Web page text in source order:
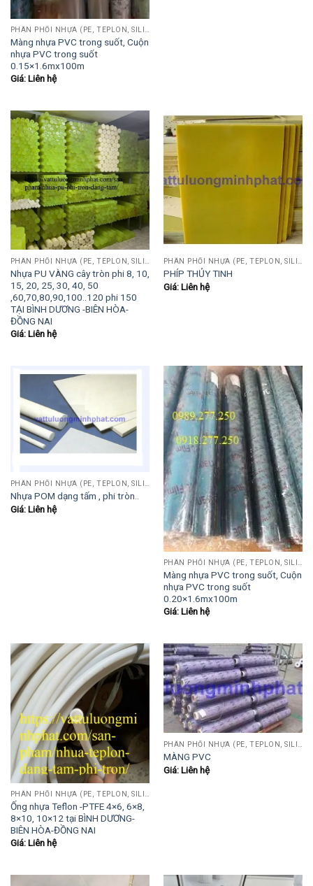
PHÂN PHỐI NHỰA (PE, TEPLON, SILICON, PHÍP CÁCH ĐIỆN, POM...)
Màng nhựa PVC trong suốt, Cuộn
nhựa PVC trong suốt
0.15×1.6mx100m
Giá: Liên hệ
Nhựa PU VÀNG cây tròn phi 8, 10,
15, 20, 25, 30, 40, 50
,60,70,80,90,100..120 phi 150
TẠI BÌNH DƯƠNG -BIÊN HÒA-
ĐỒNG NAI
Giá: Liên hệ
PHÍP THỦY TINH
Giá: Liên hệ
Nhựa POM dạng tấm , phi tròn..
Giá: Liên hệ
PHÂN PHỐI NHỰA (PE, TEPLON, SILICON, PHÍP CÁCH ĐIỆN, POM...)
Màng nhựa PVC trong suốt, Cuộn
nhựa PVC trong suốt
0.20×1.6mx100m
Giá: Liên hệ
Ống nhựa Teflon -PTFE 4×6, 6×8,
8×10, 10×12 tại BÌNH DƯƠNG-
BIÊN HÒA-ĐỒNG NAI
Giá: Liên hệ
MÀNG PVC
Giá: Liên hệ